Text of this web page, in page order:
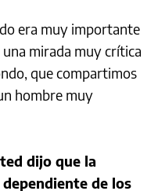
era muy importante
mirada muy crítica
que compartimos
hombre muy
dijo que la
de los